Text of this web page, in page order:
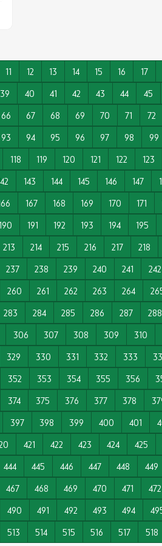
11 12 13 14 15 16 17
39 40 41 42 43 44 45
66 67 68 69 70 71 72
93 94 95 96 97 98 99
118 119 120 121 122 123
143 144 145 146 147
167 168 169 170 171
191 192 193 194 195
213 214 215 216 217 218
237 238 239 240 241 242
260 261 262 263 264
283 284 285 286 287 288
306 307 308 309 310
329 330 331 332 333
352 353 354 355 356
374 375 376 377 378
397 398 399 400 401
421 422 423 424 425
444 445 446 447 448 449
467 468 469 470 471 472
490 491 492 493 494
513 514 515 516 517 518